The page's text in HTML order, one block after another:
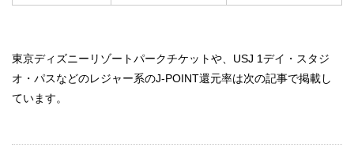
東京ディズニーリゾートパークチケットや、USJ 1デイ・スタジ
オ・パスなどのレジャー系のJ-POINT還元率は次の記事で掲載し
ています。